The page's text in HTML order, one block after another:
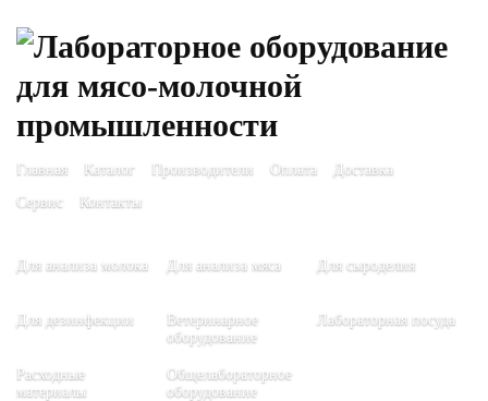
Главная Каталог Производители Оплата
Доставка
Сервис
Контакты
Для анализа молока Для анализа мяса Для сыроделия
Для дезинфекции
Ветеринарное
оборудование
Лабораторная посуда
Расходные
материалы
Общелабораторное
оборудование